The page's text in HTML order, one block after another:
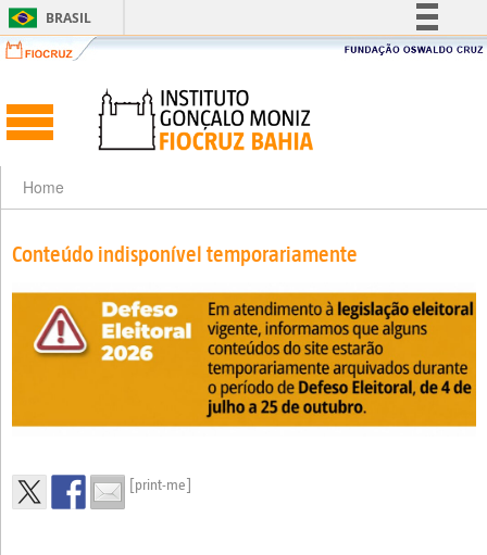
BRASIL
Simplifique!
Acesso à informação
Canais
Home
Conteúdo indisponível temporariamente
[print-me]